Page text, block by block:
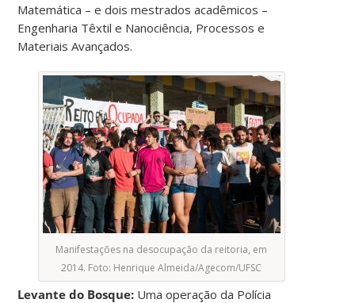
Matemática – e dois mestrados acadêmicos –
Engenharia Têxtil e Nanociência, Processos e
Materiais Avançados.
Manifestações na desocupação da reitoria, em
2014. Foto: Henrique Almeida/Agecom/UFSC
Levante do Bosque: Uma operação da Polícia